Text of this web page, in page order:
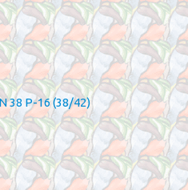
38 P-16 (38/42)